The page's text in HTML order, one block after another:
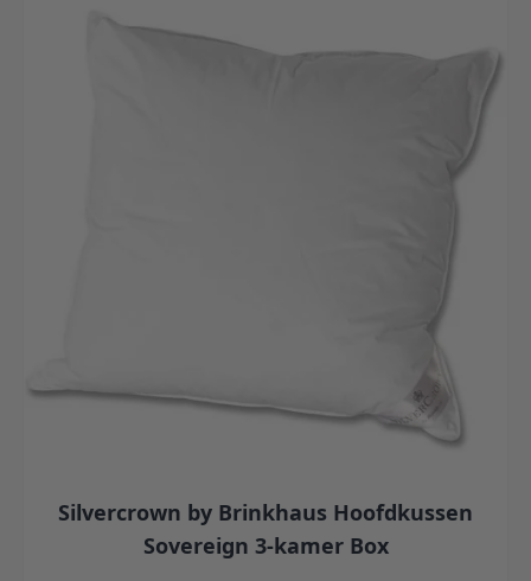
Silvercrown by Brinkhaus Hoofdkussen
Sovereign 3-kamer Box